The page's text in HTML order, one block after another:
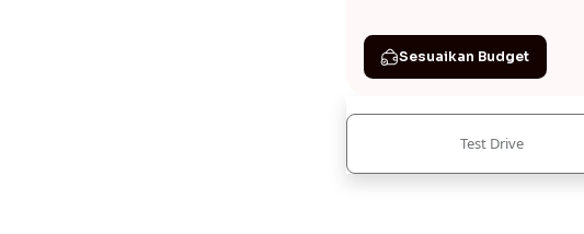
Sesuaikan Budget
Test Drive